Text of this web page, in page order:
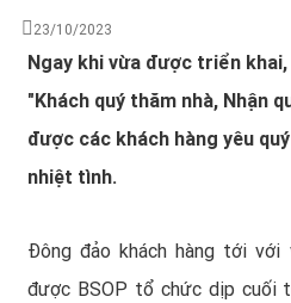
23/10/2023
Ngay khi vừa được triển
"Khách quý thăm nhà, Nhận
được các khách hàng yêu
nhiệt tình.
Đông đảo khách hàng tới với
được BSOP tổ chức dịp cuối